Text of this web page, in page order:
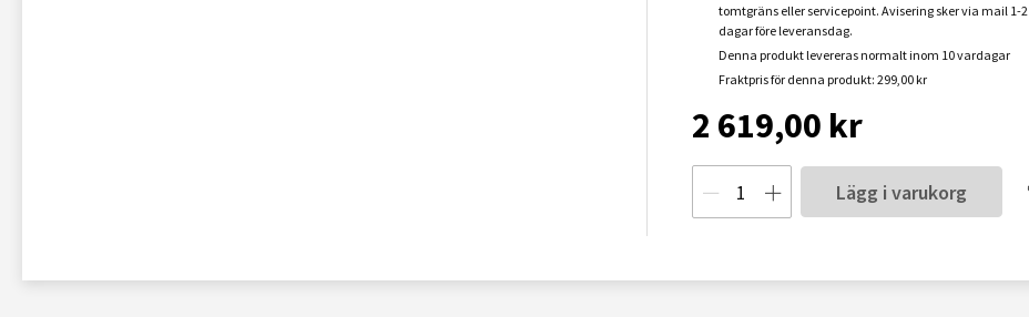
tomtgräns eller servicepoint. Avisering sker via mail 1-2
dagar före leveransdag.
Denna produkt levereras normalt inom 10 vardagar
Fraktpris för denna produkt: 299,00 kr
2 619,00 kr
Lägg i varukorg